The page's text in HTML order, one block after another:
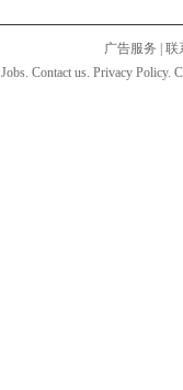
广告服务
联
Jobs. Contact us. Privacy Policy.